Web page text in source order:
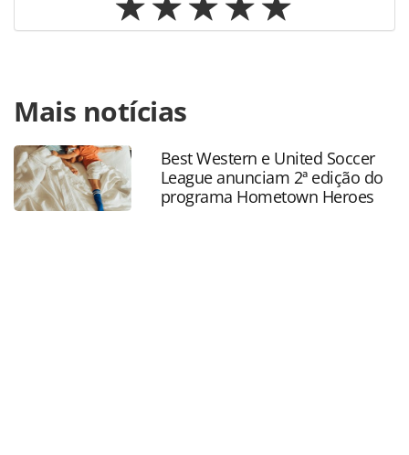
https://www.panrotas.com.br/noticia-
turismo/aviacao/2017/10/gol-inicia-venda-de-novos-voos-
em-fortaleza_150898.html ou as ferramentas oferecidas na
página. Todo o conteúdo produzido pela PANROTAS
Editora é protegido pela legislação brasileira sobre direito
autoral. Não reproduza o conteúdo sem autorização da
Mais notícias
Best Western e United Soccer
League anunciam 2ª edição do
programa Hometown Heroes